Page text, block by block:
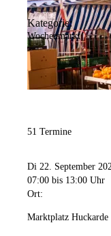
Kategorie:
Wochenmarkt
51 Termine
Di 22. September
07:00 bis 13:00 Uhr
Ort:
Marktplatz Huckarde